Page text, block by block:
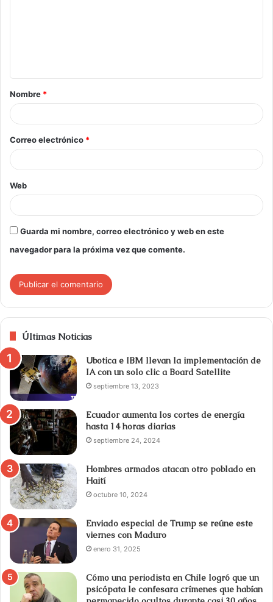
Nombre *
Correo electrónico *
Web
Guarda mi nombre, correo electrónico y web en este
navegador para la próxima vez que comente.
Últimas Noticias
Ubotica e IBM llevan la implementación de
IA con un solo clic a Board Satellite
septiembre 13, 2023
Ecuador aumenta los cortes de energía
hasta 14 horas diarias
septiembre 24, 2024
Hombres armados atacan otro poblado en
Haití
octubre 10, 2024
Enviado especial de Trump se reúne este
viernes con Maduro
enero 31, 2025
Cómo una periodista en Chile logró que un
psicópata le confesara crímenes que habían